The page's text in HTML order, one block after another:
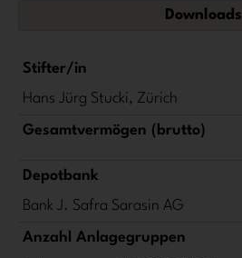
Downloads
Stifter/in
Hans Jürg Stucki, Zürich
Gesamtvermögen (brutto)
Depotbank
Bank J. Safra Sarasin AG
Anzahl Anlagegruppen